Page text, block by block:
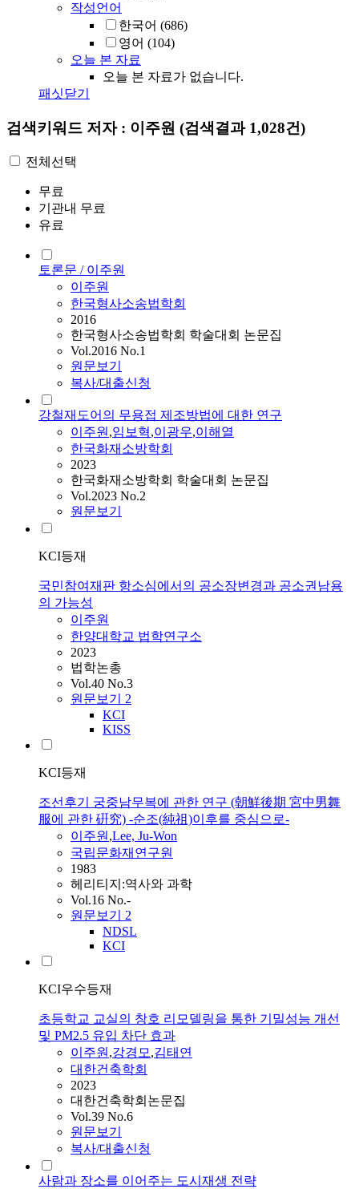
작성언어
한국어 (686)
영어 (104)
오늘 본 자료
오늘 본 자료가 없습니다.
패싯닫기
검색키워드 저자 : 이주원 (검색결과 1,028건)
전체선택
무료
기관내 무료
유료
토론문 / 이주원
이주원
한국형사소송법학회
2016
한국형사소송법학회 학술대회 논문집
Vol.2016 No.1
원문보기
복사/대출신청
강철재도어의 무용접 제조방법에 대한 연구
이주원,임보혁,이광우,이해열
한국화재소방학회
2023
한국화재소방학회 학술대회 논문집
Vol.2023 No.2
원문보기
KCI등재
국민참여재판 항소심에서의 공소장변경과 공소권남용
의 가능성
이주원
한양대학교 법학연구소
2023
법학논총
Vol.40 No.3
원문보기 2
KCI
KISS
KCI등재
조선후기 궁중남무복에 관한 연구 (朝鮮後期 宮中男舞
服에 관한 硏究) -순조(純祖)이후를 중심으로-
이주원,Lee, Ju-Won
국립문화재연구원
1983
헤리티지:역사와 과학
Vol.16 No.-
원문보기 2
NDSL
KCI
KCI우수등재
초등학교 교실의 창호 리모델링을 통한 기밀성능 개선
및 PM2.5 유입 차단 효과
이주원,강경모,김태연
대한건축학회
2023
대한건축학회논문집
Vol.39 No.6
원문보기
복사/대출신청
사람과 장소를 이어주는 도시재생 전략